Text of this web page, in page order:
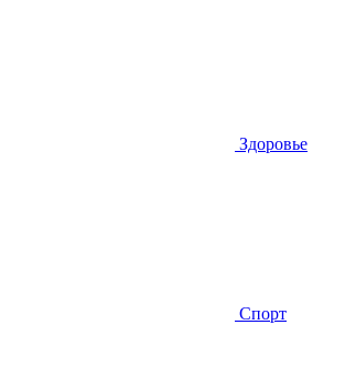
Здоровье
Спорт